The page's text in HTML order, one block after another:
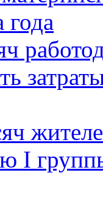
года
I